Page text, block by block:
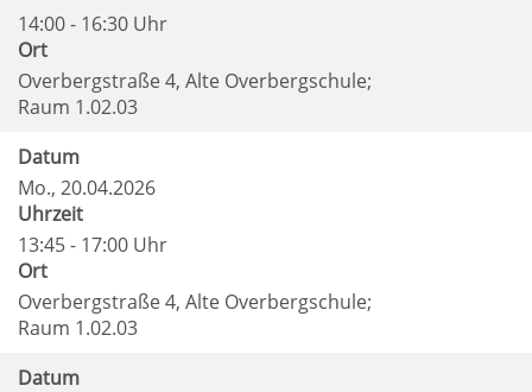
14:00 - 16:30 Uhr
Ort
Overbergstraße 4, Alte Overbergschule;
Raum 1.02.03
Datum
Mo., 20.04.2026
Uhrzeit
13:45 - 17:00 Uhr
Ort
Overbergstraße 4, Alte Overbergschule;
Raum 1.02.03
Datum